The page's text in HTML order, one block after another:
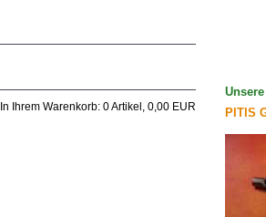
In Ihrem Warenkorb: 0Artikel, 0,00 EUR
PITIS